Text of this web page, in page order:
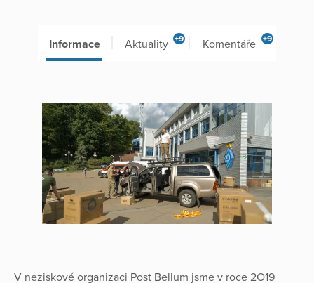
Informace Aktuality +9 Komentáře +9
V neziskové organizaci Post Bellum jsme v roce 2O19